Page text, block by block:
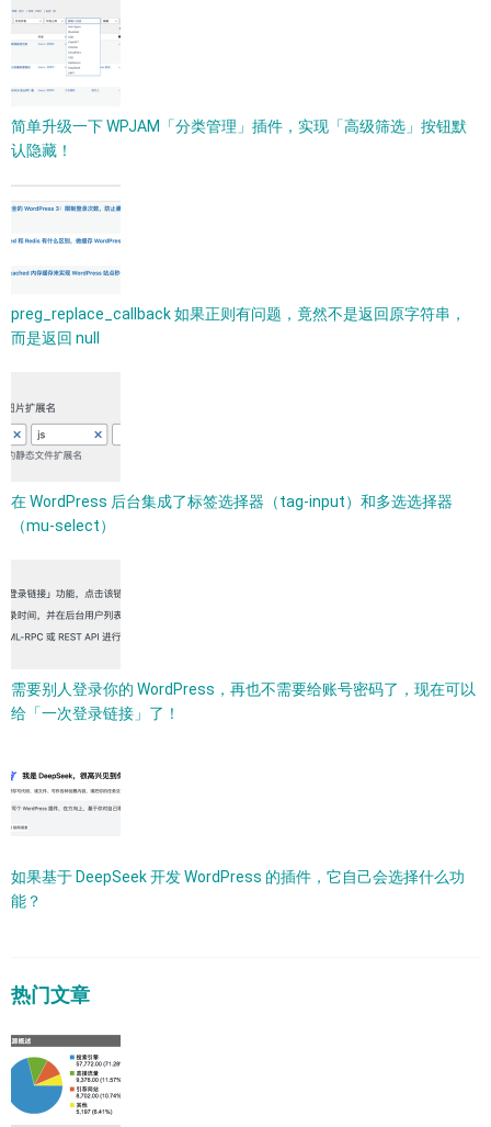
简单升级一下 WPJAM「分类管理」插件，实现「高级筛选」按钮默
认隐藏！
preg_replace_callback 如果正则有问题，竟然不是返回原字符串，
而是返回 null
在 WordPress 后台集成了标签选择器（tag-input）和多选选择器
（mu-select）
需要别人登录你的 WordPress，再也不需要给账号密码了，现在可以
给「一次登录链接」了！
如果基于 DeepSeek 开发 WordPress 的插件，它自己会选择什么功
能？
热门文章